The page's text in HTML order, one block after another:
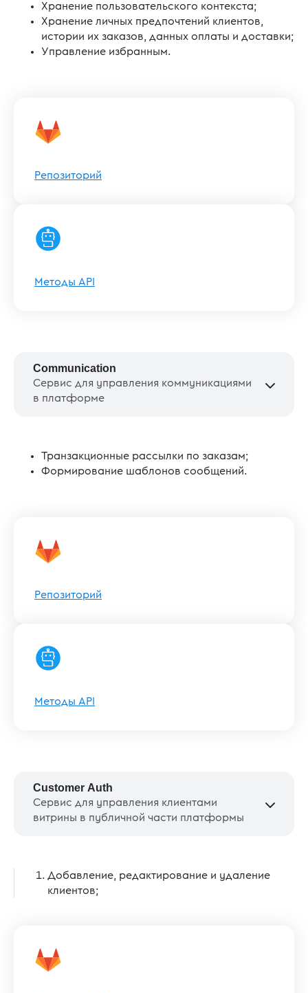
Хранение пользовательского контекста;
Хранение личных предпочтений клиентов,
истории их заказов, данных оплаты и доставки;
Управление избранным.
Репозиторий
Методы API
Communication
Сервис для управления коммуникациями
в платформе
Транзакционные рассылки по заказам;
Формирование шаблонов сообщений.
Репозиторий
Методы API
Customer Auth
Сервис для управления клиентами
витрины в публичной части платформы
Добавление, редактирование и удаление
клиентов;